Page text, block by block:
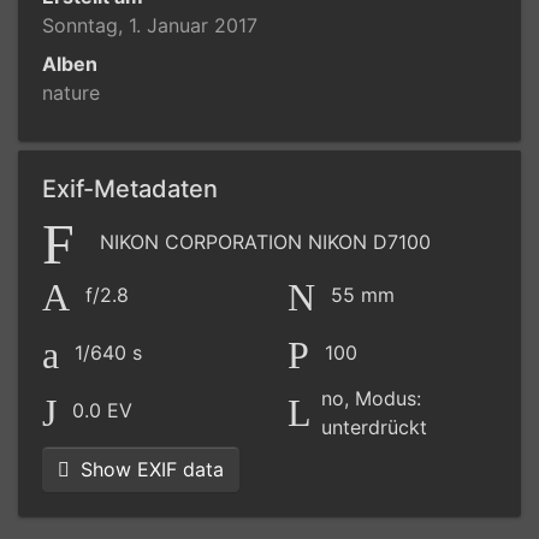
Sonntag, 1. Januar 2017
Alben
nature
Exif-Metadaten
NIKON CORPORATION NIKON D7100
f/2.8 55 mm
1/640 s 100
0.0 EV
no, Modus:
unterdrückt
Show EXIF data